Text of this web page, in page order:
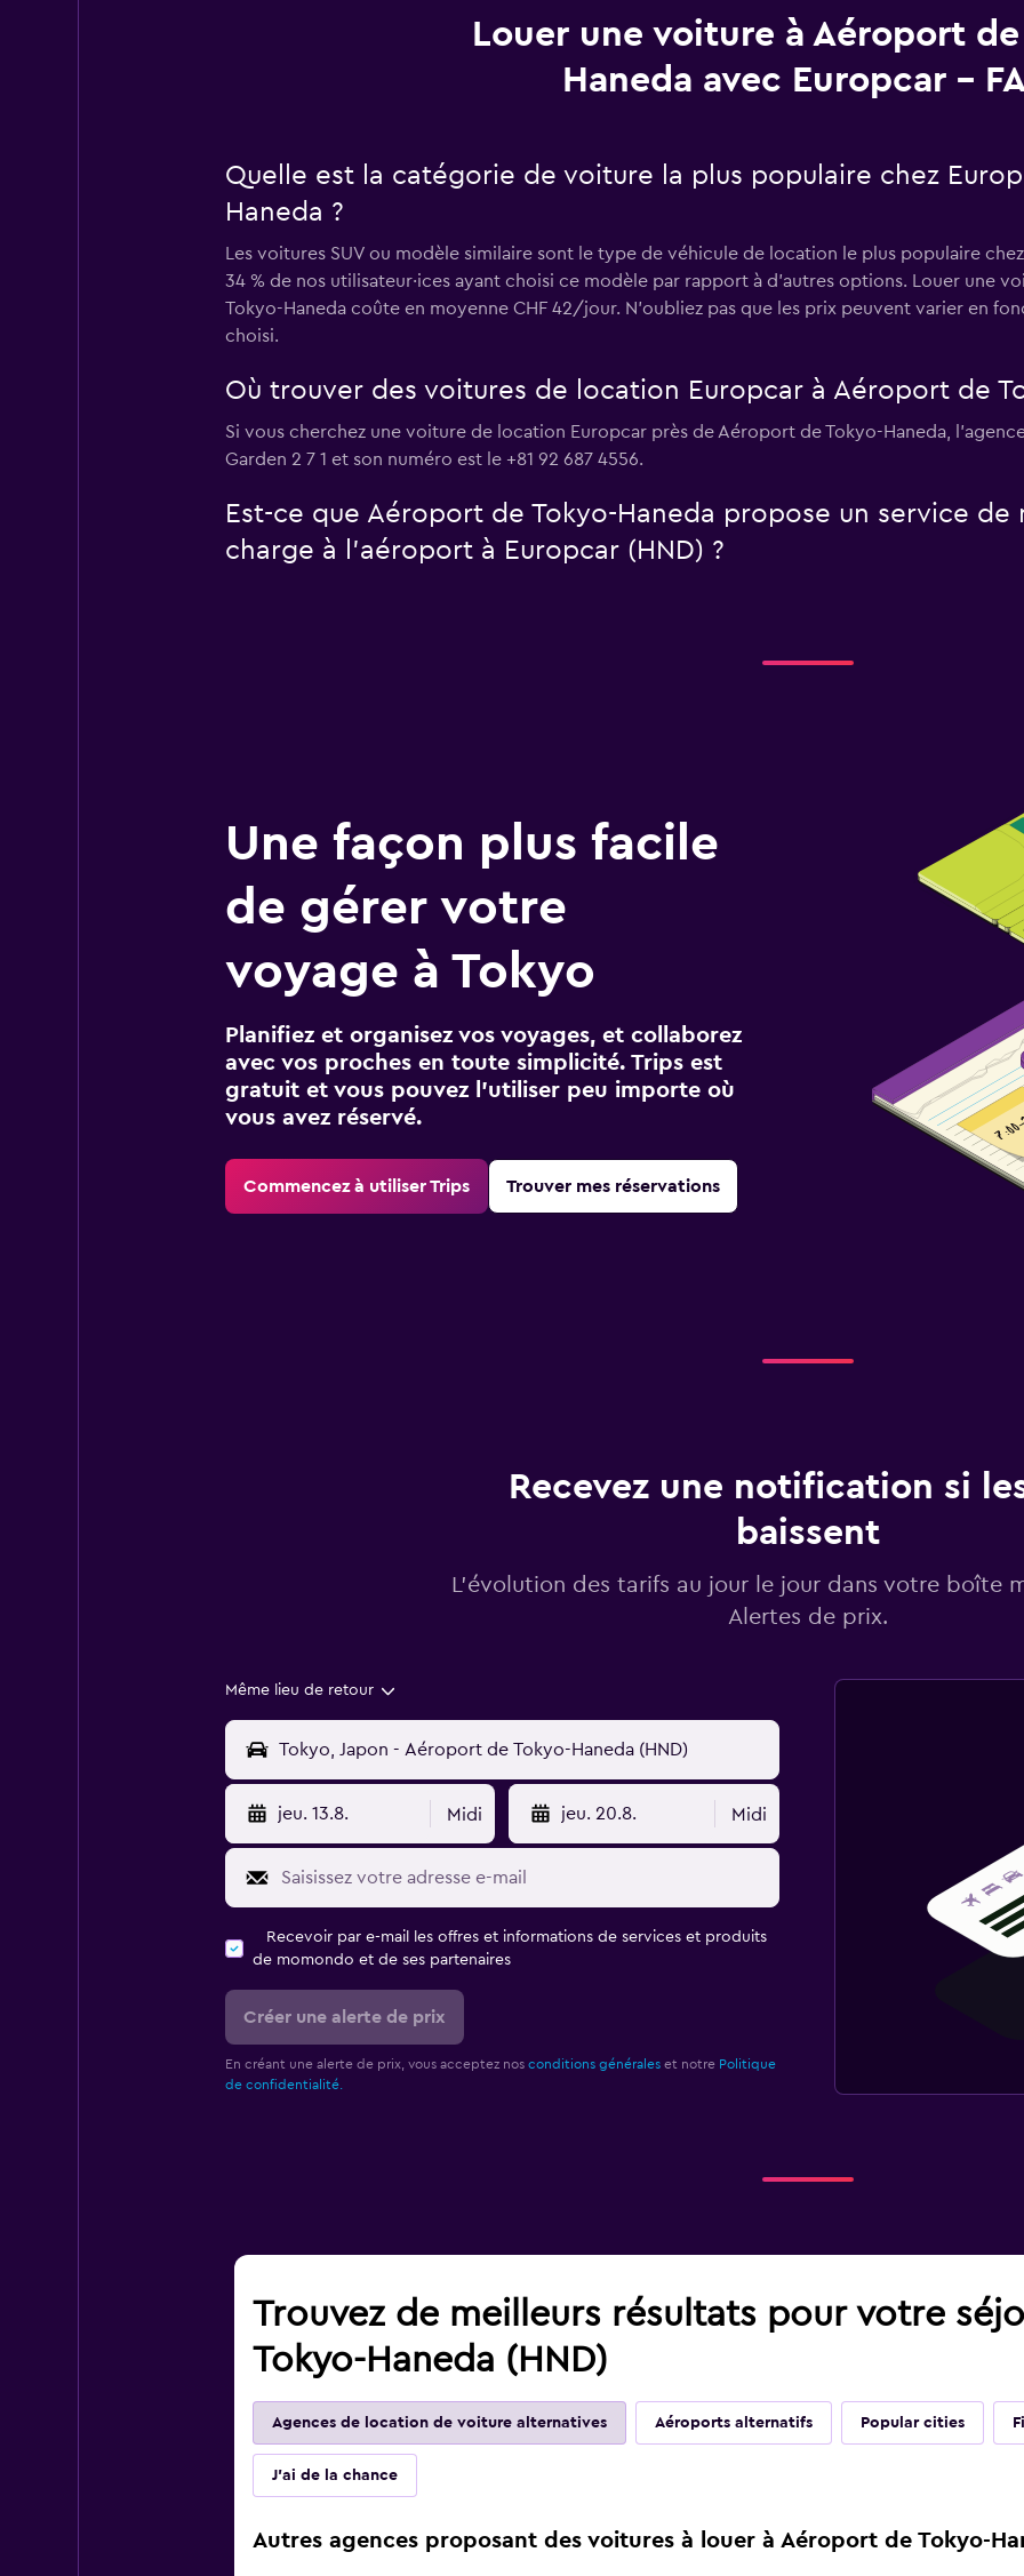
Louer une voiture à Aéroport
Haneda avec Europcar -
Quelle est la catégorie de voiture la plus populaire chez
Haneda ?
Les voitures SUV ou modèle similaire sont le type de véhicule de location le plus populaire
34 % de nos utilisateur·ices ayant choisi ce modèle par rapport à d’autres options. Louer une
Tokyo-Haneda coûte en moyenne CHF 42/jour. N'oubliez pas que les prix peuvent varier en
choisi.
Où trouver des voitures de location Europcar à Aéroport de
Si vous cherchez une voiture de location Europcar près de Aéroport de Tokyo-Haneda,
Garden 2 7 1 et son numéro est le +81 92 687 4556.
Est-ce que Aéroport de Tokyo-Haneda propose un service
charge à l’aéroport à Europcar (HND) ?
Une façon plus facile
de gérer votre
voyage à Tokyo
Planifiez et organisez vos voyages, et collaborez
avec vos proches en toute simplicité. Trips est
gratuit et vous pouvez l’utiliser peu importe où
vous avez réservé.
Commencez à utiliser Trips Trouver mes réservations
Recevez une notification si
baissent
L’évolution des tarifs au jour le jour dans votre boîte
Alertes de prix.
Même lieu de retour
jeu. 13.8. Midi jeu. 20.8. Midi
Recevoir par e-mail les offres et informations de services et produits
de momondo et de ses partenaires
Créer une alerte de prix
En créant une alerte de prix, vous acceptez nos conditions généraleset notre Politique
de confidentialité.
Trouvez de meilleurs résultats pour votre
Tokyo-Haneda (HND)
Agences de location de voiture alternatives Aéroports alternatifs Popular cities
J'ai de la chance
Autres agences proposant des voitures à louer à Aéroport de Tokyo-